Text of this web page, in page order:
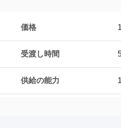
価格
受渡し時間
供給の能力